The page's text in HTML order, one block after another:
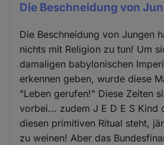
Die Beschneidung von
Die Beschneidung von Jungen
nichts mit Religion zu tun! Um
damaligen babylonischen
erkennen geben, wurde diese
"Leben gerufen!" Diese Zeiten
vorbei... zudem J E D E S Kind
diesen primitiven Ritual steht,
zu weinen! Aber das